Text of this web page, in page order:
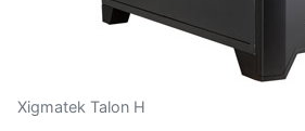
Xigmatek Talon H